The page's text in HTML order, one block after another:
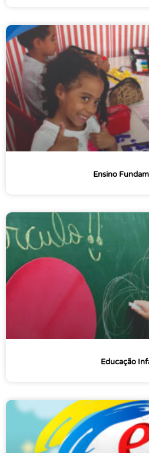
Ensino
Educação